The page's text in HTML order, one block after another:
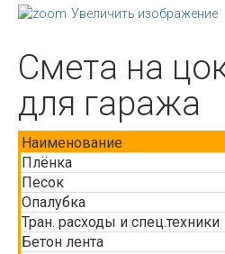
Увеличить изображение
Смета на
для гаража
Наименование
Плёнка
Песок
Опалубка
Тран. расходы и спец.техники
Бетон лента